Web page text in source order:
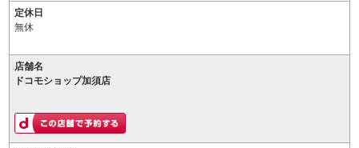
定休日
無休
店舗名
ドコモショップ加須店